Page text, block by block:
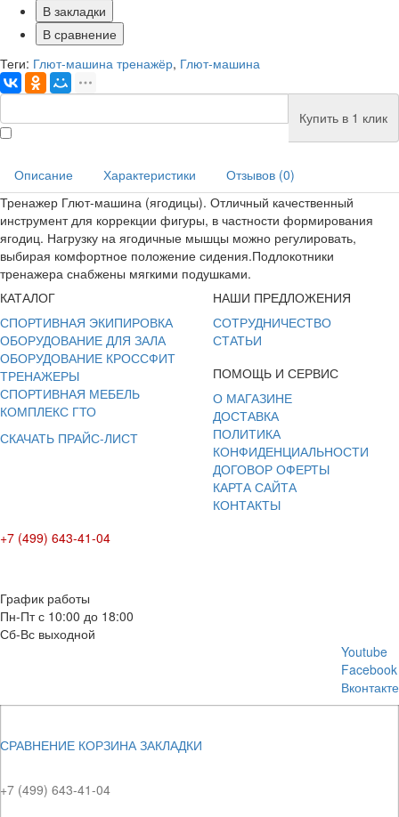
В закладки
В сравнение
Теги: Глют-машина тренажёр, Глют-машина
Купить в 1 клик
Описание Характеристики
Отзывов (0)
Тренажер Глют-машина (ягодицы). Отличный качественный
инструмент для коррекции фигуры, в частности формирования
ягодиц. Нагрузку на ягодичные мышцы можно регулировать,
выбирая комфортное положение сидения.Подлокотники
тренажера снабжены мягкими подушками.
КАТАЛОГ
СПОРТИВНАЯ ЭКИПИРОВКА
ОБОРУДОВАНИЕ ДЛЯ ЗАЛА
ОБОРУДОВАНИЕ КРОССФИТ
ТРЕНАЖЕРЫ
СПОРТИВНАЯ МЕБЕЛЬ
КОМПЛЕКС ГТО
СКАЧАТЬ ПРАЙС-ЛИСТ
НАШИ ПРЕДЛОЖЕНИЯ
СОТРУДНИЧЕСТВО
СТАТЬИ
ПОМОЩЬ И СЕРВИС
О МАГАЗИНЕ
ДОСТАВКА
ПОЛИТИКА
КОНФИДЕНЦИАЛЬНОСТИ
ДОГОВОР ОФЕРТЫ
КАРТА САЙТА
КОНТАКТЫ
+7 (499) 643-41-04
График работы
Пн-Пт с 10:00 до 18:00
Сб-Вс выходной
Youtube
Facebook
Вконтакте
СРАВНЕНИЕ КОРЗИНА ЗАКЛАДКИ
+7 (499) 643-41-04